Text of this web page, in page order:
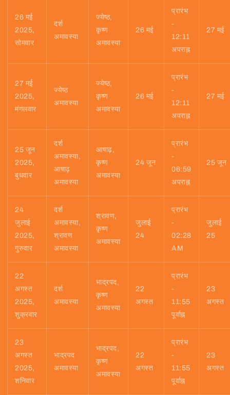
26 मई
2025,
सोमवार
दर्श
अमावस्या
ज्येष्ठ,
कृष्ण
अमावस्या
26 मई
प्रारंभ
-
12:11
अपराह्न
27 मई
27 मई
2025,
मंगलवार
ज्येष्ठ
अमावस्या
ज्येष्ठ,
कृष्ण
अमावस्या
26 मई
प्रारंभ
-
12:11
अपराह्न
27 मई
25 जून
2025,
बुधवार
दर्श
अमावस्या,
आषाढ़
अमावस्या
आषाढ़,
कृष्ण
अमावस्या
24 जून
प्रारंभ
-
06:59
अपराह्न
25 जून
24
जुलाई
2025,
गुरुवार
दर्श
अमावस्या,
श्रावण
अमावस्या
श्रावण,
कृष्ण
अमावस्या
जुलाई
24
प्रारंभ
-
02:28
AM
जुलाई
25
22
अगस्त
2025,
शुक्रवार
दर्श
अमावस्या
भाद्रपद,
कृष्ण
अमावस्या
22
अगस्त
प्रारंभ
-
11:55
पूर्वाह्न
23
अगस्त
23
अगस्त
2025,
शनिवार
भाद्रपद
अमावस्या
भाद्रपद,
कृष्ण
अमावस्या
22
अगस्त
प्रारंभ
-
11:55
पूर्वाह्न
23
अगस्त